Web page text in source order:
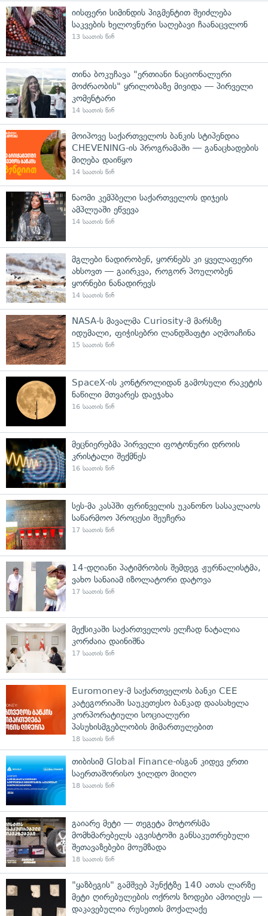
იისფერი სიმინდის პიგმენტით შეიძლება
საკვების ხელოვნური საღებავი ჩაანაცვლონ
13 საათის წინ
თინა ბოკუჩავა "ერთიანი ნაციონალური
მოძრაობის" ყრილობაზე მივიდა — პირველი
კომენტარი
14 საათის წინ
მოიპოვე საქართველოს ბანკის სტიპენდია
CHEVENING-ის პროგრამაში — განაცხადების
მიღება დაიწყო
14 საათის წინ
ნაომი კემპბელი საქართველოს დიჯეის
ამპლუაში ეწვევა
14 საათის წინ
მგლები ნადირობენ, ყორნებს კი ყველაფერი
ახსოვთ — გაირკვა, როგორ პოულობენ
ყორნები ნანადირევს
14 საათის წინ
NASA-ს მავალმა Curiosity-მ მარსზე
იდუმალი, ფიჭისებრი ლანდშაფტი აღმოაჩინა
15 საათის წინ
SpaceX-ის კონტროლიდან გამოსული რაკეტის
ნაწილი მთვარეს დაეჯახა
16 საათის წინ
მეცნიერებმა პირველი ფოტონური დროის
კრისტალი შექმნეს
16 საათის წინ
სეს-მა კასპში ფრინველის უკანონო სასაკლაოს
საწარმოო პროცესი შეუჩერა
17 საათის წინ
14-დღიანი პატიმრობის შემდეგ ჟურნალისტმა,
ვახო სანაიამ იზოლატორი დატოვა
17 საათის წინ
მექსიკაში საქართველოს ელჩად ნატალია
კორძაია დაინიშნა
17 საათის წინ
Euromoney-მ საქართველოს ბანკი CEE
კატეგორიაში საუკეთესო ბანკად დაასახელა
კორპორატიული სოციალური
პასუხისმგებლობის მიმართულებით
18 საათის წინ
თიბისიმ Global Finance-ისგან კიდევ ერთი
საერთაშორისო ჯილდო მიიღო
18 საათის წინ
გაიარე მეტი — თეგეტა მოტორსმა
მომხმარებელს აგვისტოში განსაკუთრებული
შეთავაზებები მოუმზადა
18 საათის წინ
"ყაზბეგის" გამშვებ პუნქტზე 140 ათას ლარზე
მეტი ღირებულების ოქროს ზოდები ამოიღეს —
დაკავებულია რუსეთის მოქალაქე